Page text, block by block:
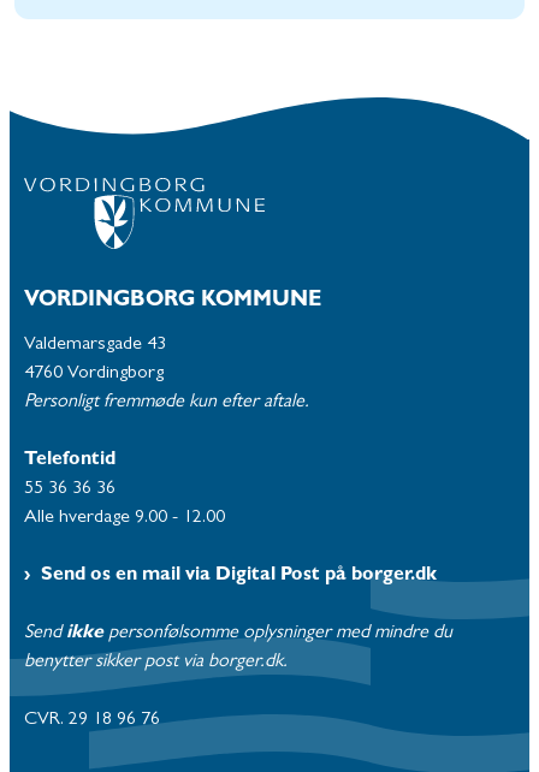
VORDINGBORG KOMMUNE
Valdemarsgade 43
4760 Vordingborg
Personligt fremmøde kun efter aftale.
Telefontid
55 36 36 36
Alle hverdage 9.00 - 12.00
Send os en mail via Digital Post på borger.dk
Send ikke personfølsomme oplysninger med mindre du
benytter sikker post via borger.dk.
CVR. 29 18 96 76